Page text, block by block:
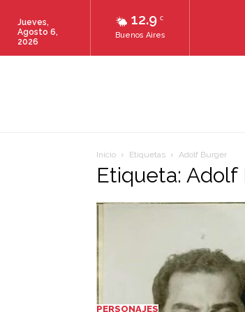
12.9 C
Buenos Aires
Jueves,
Agosto 6,
2026
Inicio Etiquetas Adolf Burger
Etiqueta: Adolf
PERSONAJES